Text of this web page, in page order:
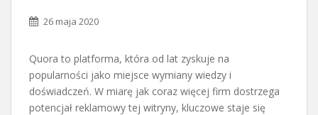
26 maja 2020
Quora to platforma, która od lat zyskuje na
popularności jako miejsce wymiany wiedzy i
doświadczeń. W miarę jak coraz więcej firm dostrzega
potencjał reklamowy tej witryny, kluczowe staje się